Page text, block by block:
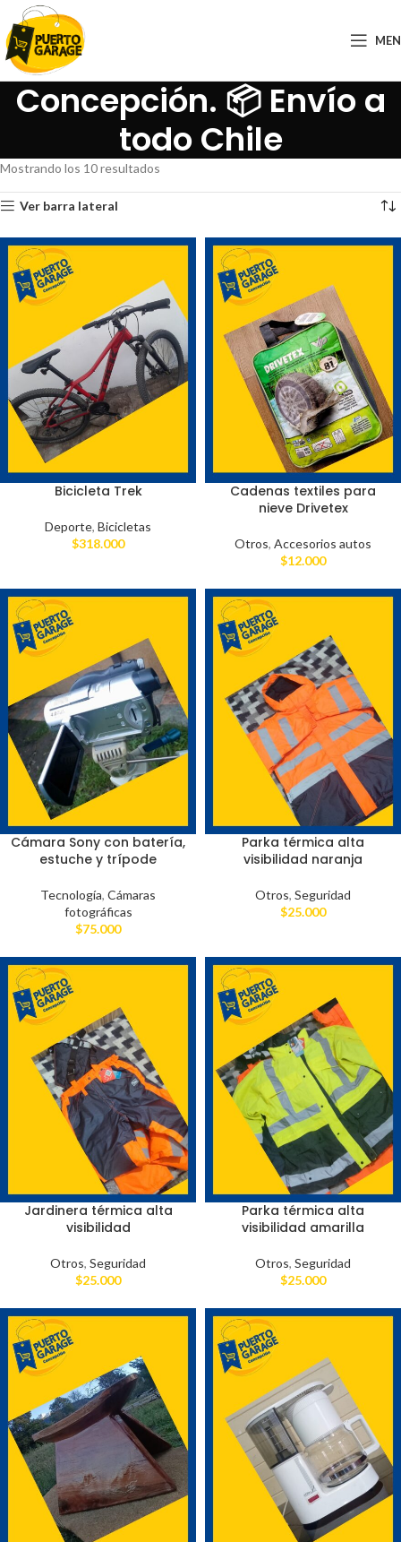
Concepción. 📦 Envío a
todo Chile
Mostrando los 10 resultados
Ver barra lateral
Bicicleta Trek
Deporte, Bicicletas
$318.000
Cadenas textiles para
nieve Drivetex
Otros, Accesorios autos
$12.000
Cámara Sony con batería,
estuche y trípode
Tecnología, Cámaras
fotográficas
$75.000
Parka térmica alta
visibilidad naranja
Otros, Seguridad
$25.000
Jardinera térmica alta
visibilidad
Otros, Seguridad
$25.000
Parka térmica alta
visibilidad amarilla
Otros, Seguridad
$25.000